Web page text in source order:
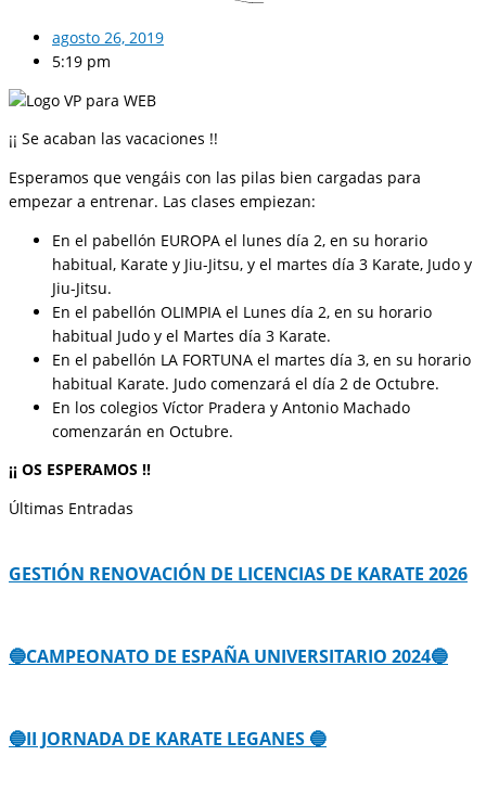
agosto 26, 2019
5:19 pm
¡¡ Se acaban las vacaciones !!
Esperamos que vengáis con las pilas bien cargadas para
empezar a entrenar. Las clases empiezan:
En el pabellón EUROPA el lunes día 2, en su horario
habitual, Karate y Jiu-Jitsu, y el martes día 3 Karate, Judo y
Jiu-Jitsu.
En el pabellón OLIMPIA el Lunes día 2, en su horario
habitual Judo y el Martes día 3 Karate.
En el pabellón LA FORTUNA el martes día 3, en su horario
habitual Karate. Judo comenzará el día 2 de Octubre.
En los colegios Víctor Pradera y Antonio Machado
comenzarán en Octubre.
¡¡ OS ESPERAMOS !!
Últimas Entradas
GESTIÓN RENOVACIÓN DE LICENCIAS DE KARATE 2026
🔵CAMPEONATO DE ESPAÑA UNIVERSITARIO 2024🔵
🔵II JORNADA DE KARATE LEGANES 🔵